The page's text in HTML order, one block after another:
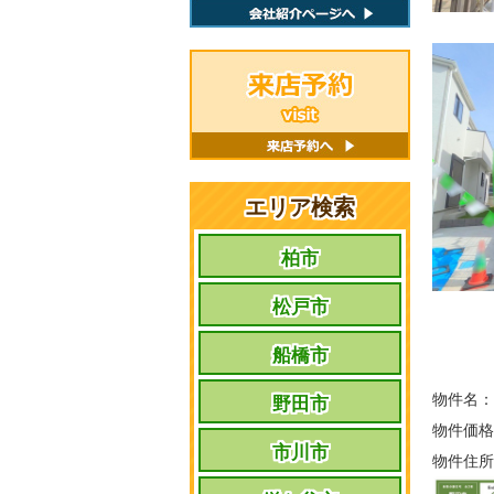
物件名
物件価
物件住
エリア検索
柏市
松戸市
船橋市
野田市
市川市